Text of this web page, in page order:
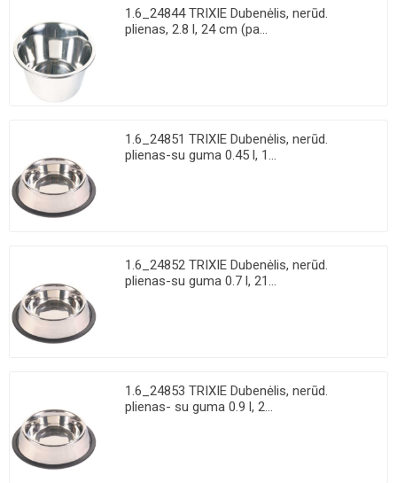
1.6_24844 TRIXIE Dubenėlis, nerūd.
plienas, 2.8 l, 24 cm (pa...
1.6_24851 TRIXIE Dubenėlis, nerūd.
plienas-su guma 0.45 l, 1...
1.6_24852 TRIXIE Dubenėlis, nerūd.
plienas-su guma 0.7 l, 21...
1.6_24853 TRIXIE Dubenėlis, nerūd.
plienas- su guma 0.9 l, 2...